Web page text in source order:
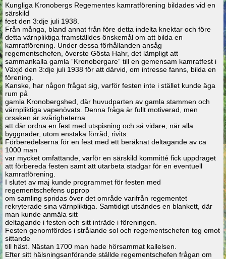
Kungliga Kronobergs Regementes kamratförening bildades vid en
särskild
fest den 3:dje juli 1938.
Från många, bland annat från före detta indelta knektar och före
detta värnpliktiga framställdes önskemål om att bilda en
kamratförening. Under dessa förhållanden ansåg
regementschefen, överste Gösta Hahr, det lämpligt att
sammankalla gamla ”Kronobergare” till en gemensam kamratfest i
Växjö den 3:dje juli 1938 för att därvid, om intresse fanns, bilda en
förening.
Kanske, har någon frågat sig, varför festen inte i stället kunde äga
rum på
gamla Kronobergshed, där huvudparten av gamla stammen och
värnpliktiga vapenövats. Denna fråga är fullt motiverad, men
orsaken är svårigheterna
att där ordna en fest med utspisning och så vidare, när alla
byggnader, utom enstaka förråd, rivits.
Förberedelserna för en fest med ett beräknat deltagande av ca
1000 man
var mycket omfattande, varför en särskild kommitté fick uppdraget
att förbereda festen samt att utarbeta stadgar för en eventuell
kamratförening.
I slutet av maj kunde programmet för festen med
regementschefens upprop
om samling spridas över det område varifrån regementet
rekryterade sina värnpliktiga. Samtidigt utsändes en blankett, där
man kunde anmäla sitt
deltagande i festen och sitt inträde i föreningen.
Festen genomfördes i strålande sol och regementschefen tog emot
sittande
till häst. Nästan 1700 man hade hörsammat kallelsen.
Efter sitt hälsningsanförande ställde regementschefen frågan om